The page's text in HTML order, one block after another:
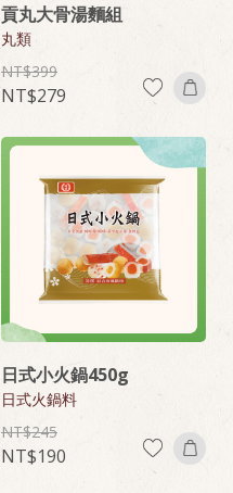
貢丸大骨湯麵組
丸類
399
279
日式小火鍋450g
日式火鍋料
245
190